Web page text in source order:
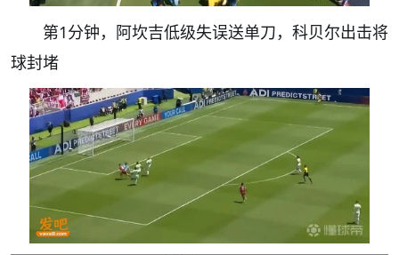
第1分钟，阿坎吉低级失误送单刀，科贝尔出击将
球封堵